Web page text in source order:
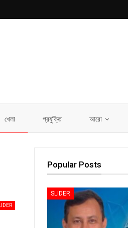
খেলা প্রযুক্তি আরো
Popular Posts
SLIDER